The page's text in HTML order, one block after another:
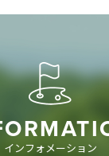
インフォメーション